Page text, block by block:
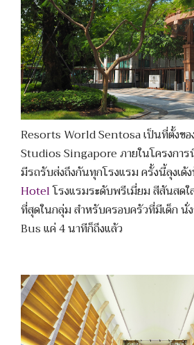
Resorts World Sentosa เป็นที่ตั้งข
Studios Singapore ภายในโครงกา
มีรถรับส่งถึงกันทุกโรงแรม ครั้งนี้ลุงเด้
Hotelโรงแรมระดับพรีเมี่ยม สีสันสดใ
ที่สุดในกลุ่ม สำหรับครอบครัวที่มีเด็ก
Bus แค่ 4 นาทีก็ถึงแล้ว